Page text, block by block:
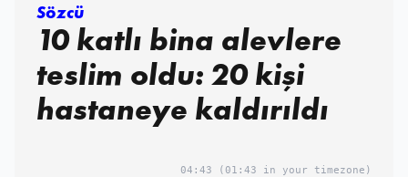
Sözcü
10 katlı bina alevlere
teslim oldu: 20 kişi
hastaneye kaldırıldı
04:43 (01:43 in your timezone)